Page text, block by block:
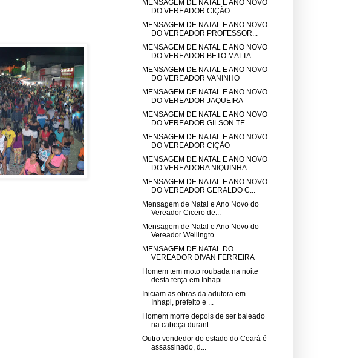
MENSAGEM DE NATAL E ANO NOVO
DO VEREADOR CIÇÃO
MENSAGEM DE NATAL E ANO NOVO
DO VEREADOR PROFESSOR...
MENSAGEM DE NATAL E ANO NOVO
DO VEREADOR BETO MALTA
MENSAGEM DE NATAL E ANO NOVO
DO VEREADOR VANINHO
MENSAGEM DE NATAL E ANO NOVO
DO VEREADOR JAQUEIRA
MENSAGEM DE NATAL E ANO NOVO
DO VEREADOR GILSON TE...
MENSAGEM DE NATAL E ANO NOVO
DO VEREADOR CIÇÃO
MENSAGEM DE NATAL E ANO NOVO
DO VEREADORA NIQUINHA...
MENSAGEM DE NATAL E ANO NOVO
DO VEREADOR GERALDO C...
Mensagem de Natal e Ano Novo do
Vereador Cicero de...
Mensagem de Natal e Ano Novo do
Vereador Wellingto...
MENSAGEM DE NATAL DO
VEREADOR DIVAN FERREIRA
Homem tem moto roubada na noite
desta terça em Inhapi
Iniciam as obras da adutora em
Inhapi, prefeito e ...
Homem morre depois de ser baleado
na cabeça durant...
Outro vendedor do estado do Ceará é
assassinado, d...